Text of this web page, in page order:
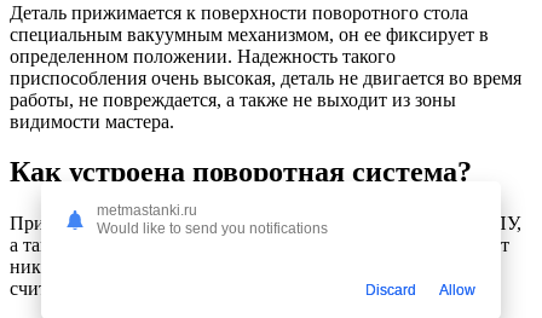
Деталь прижимается к поверхности поворотного стола
специальным вакуумным механизмом, он ее фиксирует в
определенном положении. Надежность такого
приспособления очень высокая, деталь не двигается во время
работы, не повреждается, а также не выходит из зоны
видимости мастера.
Как устроена поворотная система?
Принцип работы такого механизма фрезерного станка с ЧПУ,
а также любого другого фрезерного оборудования, не имеет
никаких принципиальных отличий. Основными деталями
считаются:
metmastanki.ru
Would like to send you notifications
Discard Allow